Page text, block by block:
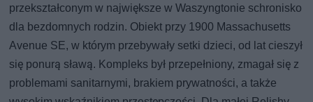
przekształconym w największe w Waszyngtonie schronisko
dla bezdomnych rodzin. Obiekt przy 1900 Massachusetts
Avenue SE, w którym przebywały setki dzieci, od lat cieszył
się ponurą sławą. Kompleks był przepełniony, zmagał się z
problemami sanitarnymi, brakiem prywatności, a także